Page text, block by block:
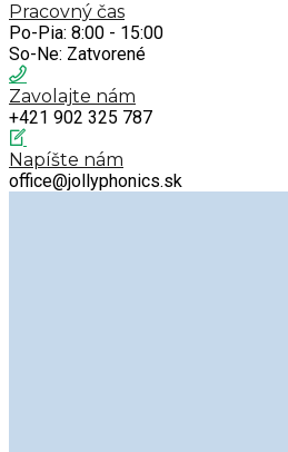
Pracovný čas
Po-Pia: 8:00 - 15:00
So-Ne: Zatvorené
Zavolajte nám
+421 902 325 787
Napíšte nám
office@jollyphonics.sk